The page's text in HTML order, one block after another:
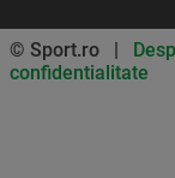
© Sport.ro |
confidentialitate